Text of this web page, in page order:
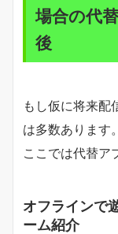
場合の代
後
もし仮に将来配
は多数あります。
ここでは代替ア
オフラインで
ーム紹介